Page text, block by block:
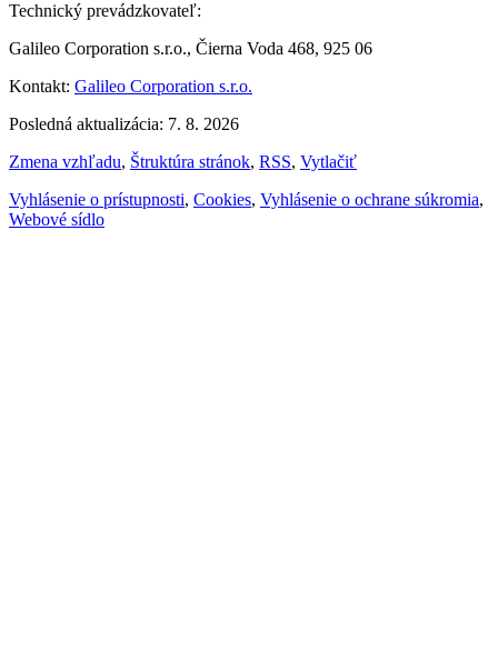
Technický prevádzkovateľ:
Galileo Corporation s.r.o., Čierna Voda 468, 925 06
Kontakt: Galileo Corporation s.r.o.
Posledná aktualizácia: 7. 8. 2026
Zmena vzhľadu, Štruktúra stránok, RSS, Vytlačiť
Vyhlásenie o prístupnosti, Cookies, Vyhlásenie o ochrane súkromia,
Webové sídlo